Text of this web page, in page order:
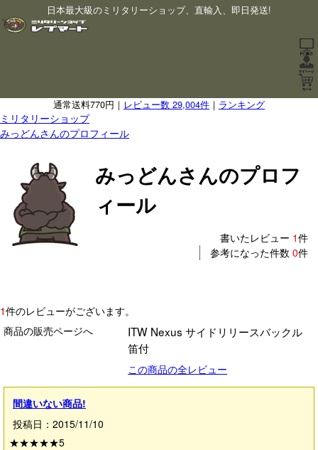
日本最大級のミリタリーショップ、直輸入、即日発送!
通常送料770円｜ レビュー数 29,004件 ｜ ランキング
ミリタリーショップ
みっどんさんのプロフィール
みっどんさんのプロフ
ィール
書いたレビュー 1件
参考になった件数 0件
1件のレビューがございます。
商品の販売ページへ
ITW Nexus サイドリリースバックル
笛付
この商品の全レビュー
間違いない商品!
投稿日：2015/11/10
★★★★★5